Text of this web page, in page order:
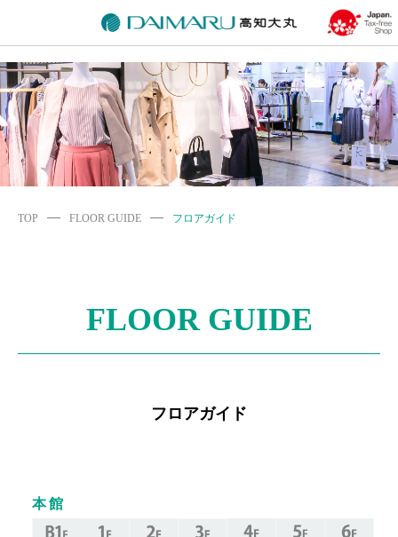
TOP FLOOR GUIDE フロアガイド
FLOOR GUIDE
フロアガイド
本館